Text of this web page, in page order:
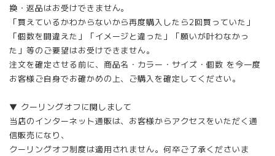
換・返品はお受けできません。
「買えているかわからないから再度購入したら2回買っていた」
「個数を間違えた」「イメージと違った」「願いが叶わなかっ
た」等のご要望はお受けできません。
注文を確定させる前に、商品名・カラー・サイズ・個数 を今一度
お客様ご自身でお確かめの上、ご購入を確定してください。
▼ クーリングオフに関しまして
当店のインターネット通販は、お客様からアクセスをいただく通
信販売になり、
クーリングオフ制度は適用されません。何卒ご了承くださいま